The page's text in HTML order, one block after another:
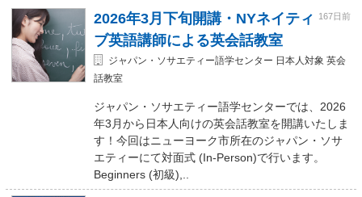
2026年3月下旬開講・NYネイティ
ブ英語講師による英会話教室
167日前
ジャパン・ソサエティー語学センター 日本人対象 英会
話教室
ジャパン・ソサエティー語学センターでは、2026
年3月から日本人向けの英会話教室を開講いたしま
す！今回はニューヨーク市所在のジャパン・ソサ
エティーにて対面式 (In-Person)で行います。
Beginners (初級),..